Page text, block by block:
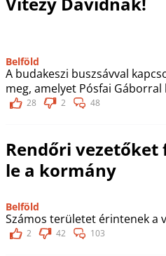
Belföld
A budakeszi buszsávval
meg, amelyet Pósfai
28 2 48
Rendőri
le a kormány
Belföld
Számos területet érintenek a
2 42 103